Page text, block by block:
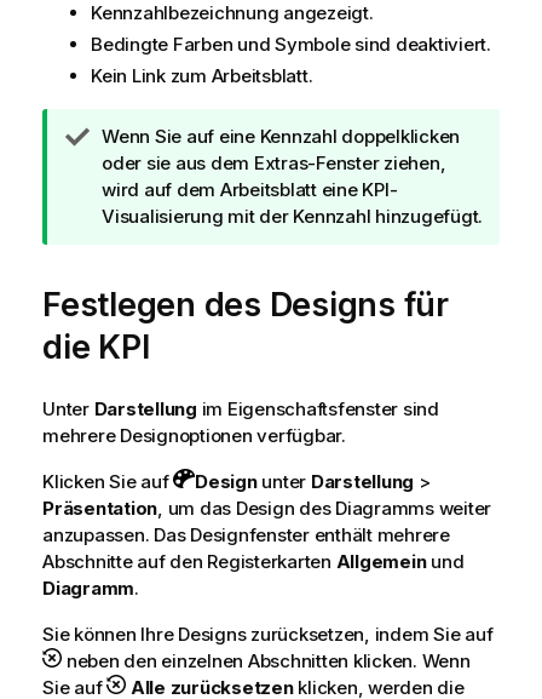
Kennzahlbezeichnung angezeigt.
Bedingte Farben und Symbole sind deaktiviert.
Kein Link zum Arbeitsblatt.
T
i
p
p
n
w
e
s
Wenn Sie auf eine Kennzahl doppelklicken
oder sie aus dem Extras-Fenster ziehen,
wird auf dem Arbeitsblatt eine KPI-
Visualisierung mit der Kennzahl hinzugefügt.
Festlegen des Designs für
die KPI
Unter Darstellung im Eigenschaftsfenster sind
mehrere Designoptionen verfügbar.
Klicken Sie auf
Designunter Darstellung >
Präsentation , um das Design des Diagramms weiter
anzupassen. Das Designfenster enthält mehrere
Abschnitte auf den Registerkarten Allgemeinund
Diagramm.
Sie können Ihre Designs zurücksetzen, indem Sie auf
neben den einzelnen Abschnitten klicken. Wenn
Sie auf
Alle zurücksetzenklicken, werden die